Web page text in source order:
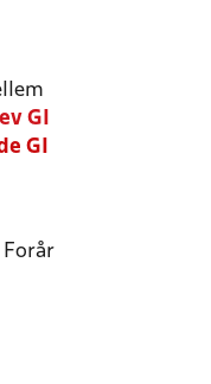
GI
GI
Forår